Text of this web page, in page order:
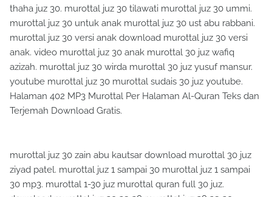
thaha juz 30. murottal juz 30 tilawati murottal juz 30 ummi.
murottal juz 30 untuk anak murottal juz 30 ust abu rabbani.
murottal juz 30 versi anak download murottal juz 30 versi
anak. video murottal juz 30 anak murottal 30 juz wafiq
azizah. murottal juz 30 wirda murottal 30 juz yusuf mansur.
youtube murottal juz 30 murottal sudais 30 juz youtube.
Halaman 402 MP3 Murottal Per Halaman Al-Quran Teks dan
Terjemah Download Gratis.
murottal juz 30 zain abu kautsar download murottal 30 juz
ziyad patel. murottal juz 1 sampai 30 murottal juz 1 sampai
30 mp3. murottal 1-30 juz murottal quran full 30 juz.